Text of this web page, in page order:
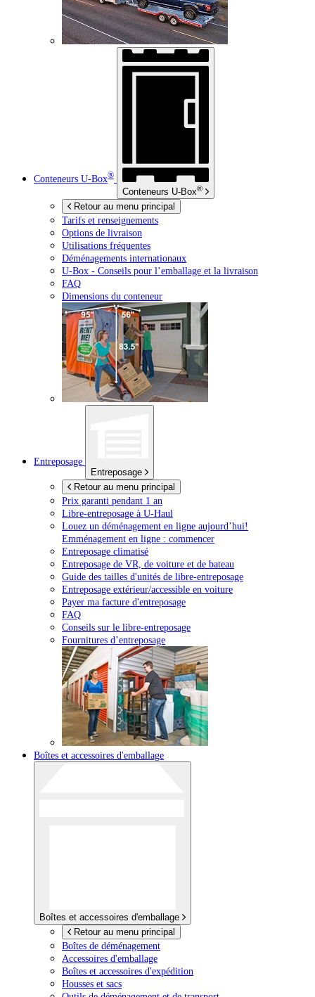
Conteneurs U-Box®
Conteneurs U-Box®
Retour au menu principal
Tarifs et renseignements
Options de livraison
Utilisations fréquentes
Déménagements internationaux
U-Box - Conseils pour l’emballage et la livraison
FAQ
Dimensions du conteneur
Entreposage
Entreposage
Retour au menu principal
Prix garanti pendant 1 an
Libre-entreposage à U-Haul
Louez un déménagement en ligne aujourd’hui!
Emménagement en ligne : commencer
Entreposage climatisé
Entreposage de VR, de voiture et de bateau
Guide des tailles d'unités de libre-entreposage
Entreposage extérieur/accessible en voiture
Payer ma facture d'entreposage
FAQ
Conseils sur le libre-entreposage
Fournitures d’entreposage
Boîtes et accessoires d'emballage
Boîtes et accessoires d'emballage
Retour au menu principal
Boîtes de déménagement
Accessoires d'emballage
Boîtes et accessoires d'expédition
Housses et sacs